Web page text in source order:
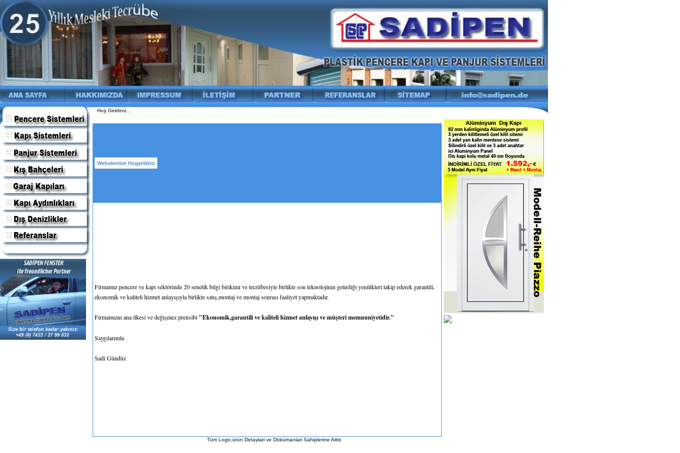
Hoş Geldiniz...
Websitemize Hoşgeldiniz
Firmamız pencere ve kapı sektörinde 20 senelik bilgi birikimi ve tecrübesiyle birlikte son teknolojinin getirdiği yenilikleri takip ederek garantili,
ekonomik ve kaliteli hizmet anlayışıyla birlikte satış,montaj ve montaj sonrası faaliyet yapmaktadır.
Firmamızın ana ilkesi ve değişmez prensibi "Ekonomik,garantili ve kaliteli hizmet anlayışı ve müşteri memnuniyetidir."
Saygılarımla
Sadi Gündüz
Tüm Logo,ürün Detaylari ve Dökümanlari Sahiplerine Aittir.